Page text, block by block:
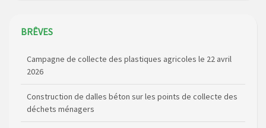
BRÊVES
Campagne de collecte des plastiques agricoles le 22 avril
2026
Construction de dalles béton sur les points de collecte des
déchets ménagers